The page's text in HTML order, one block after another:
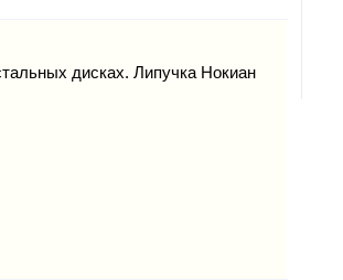
дисках. Липучка Нокиан